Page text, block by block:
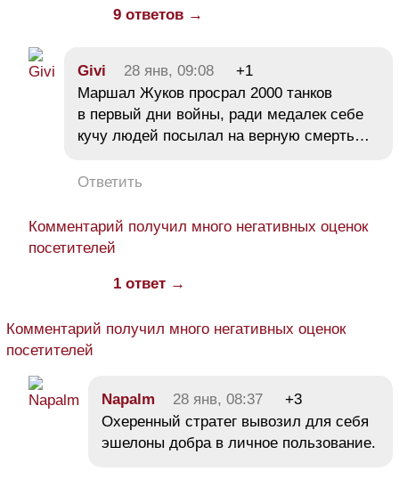
9 ответов →
Givi 28 янв, 09:08
+1
Маршал Жуков просрал 2000 танков
в первый дни войны, ради медалек себе
кучу людей посылал на верную смерть…
Ответить
Комментарий получил много негативных оценок
посетителей
1 ответ →
Комментарий получил много негативных оценок
посетителей
Napalm 28 янв, 08:37
+3
Охеренный стратег вывозил для себя
эшелоны добра в личное пользование.